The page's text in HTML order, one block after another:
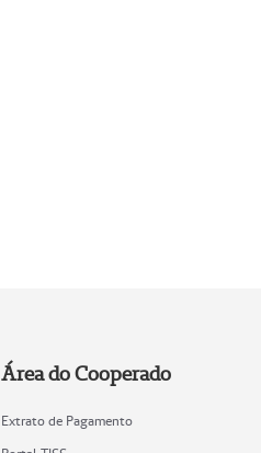
Área do Cooperado
Extrato de Pagamento